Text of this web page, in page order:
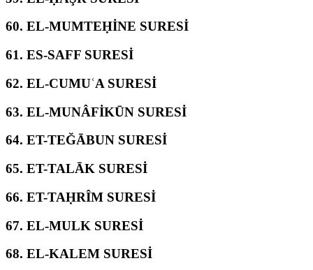
60. EL-MUMTEḤİNE SURESİ
61. ES-SAFF SURESİ
62. EL-CUMUʿA SURESİ
63. EL-MUNÂFİKŪN SURESİ
64. ET-TEĞĀBUN SURESİ
65. ET-TALĀK SURESİ
66. ET-TAḤRÎM SURESİ
67. EL-MULK SURESİ
68. EL-KALEM SURESİ